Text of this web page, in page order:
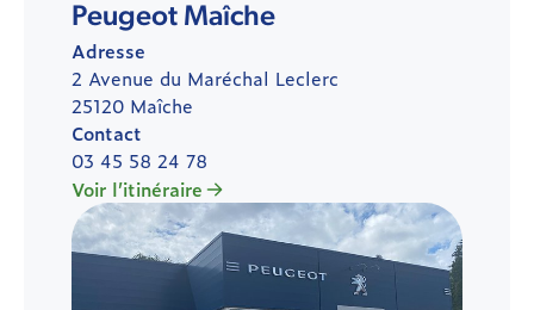
Peugeot Maîche
Adresse
2 Avenue du Maréchal Leclerc
25120 Maîche
Contact
03 45 58 24 78
Voir l’itinéraire